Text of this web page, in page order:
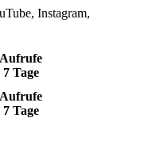
Instagram,
Aufrufe
7 Tage
Aufrufe
7 Tage